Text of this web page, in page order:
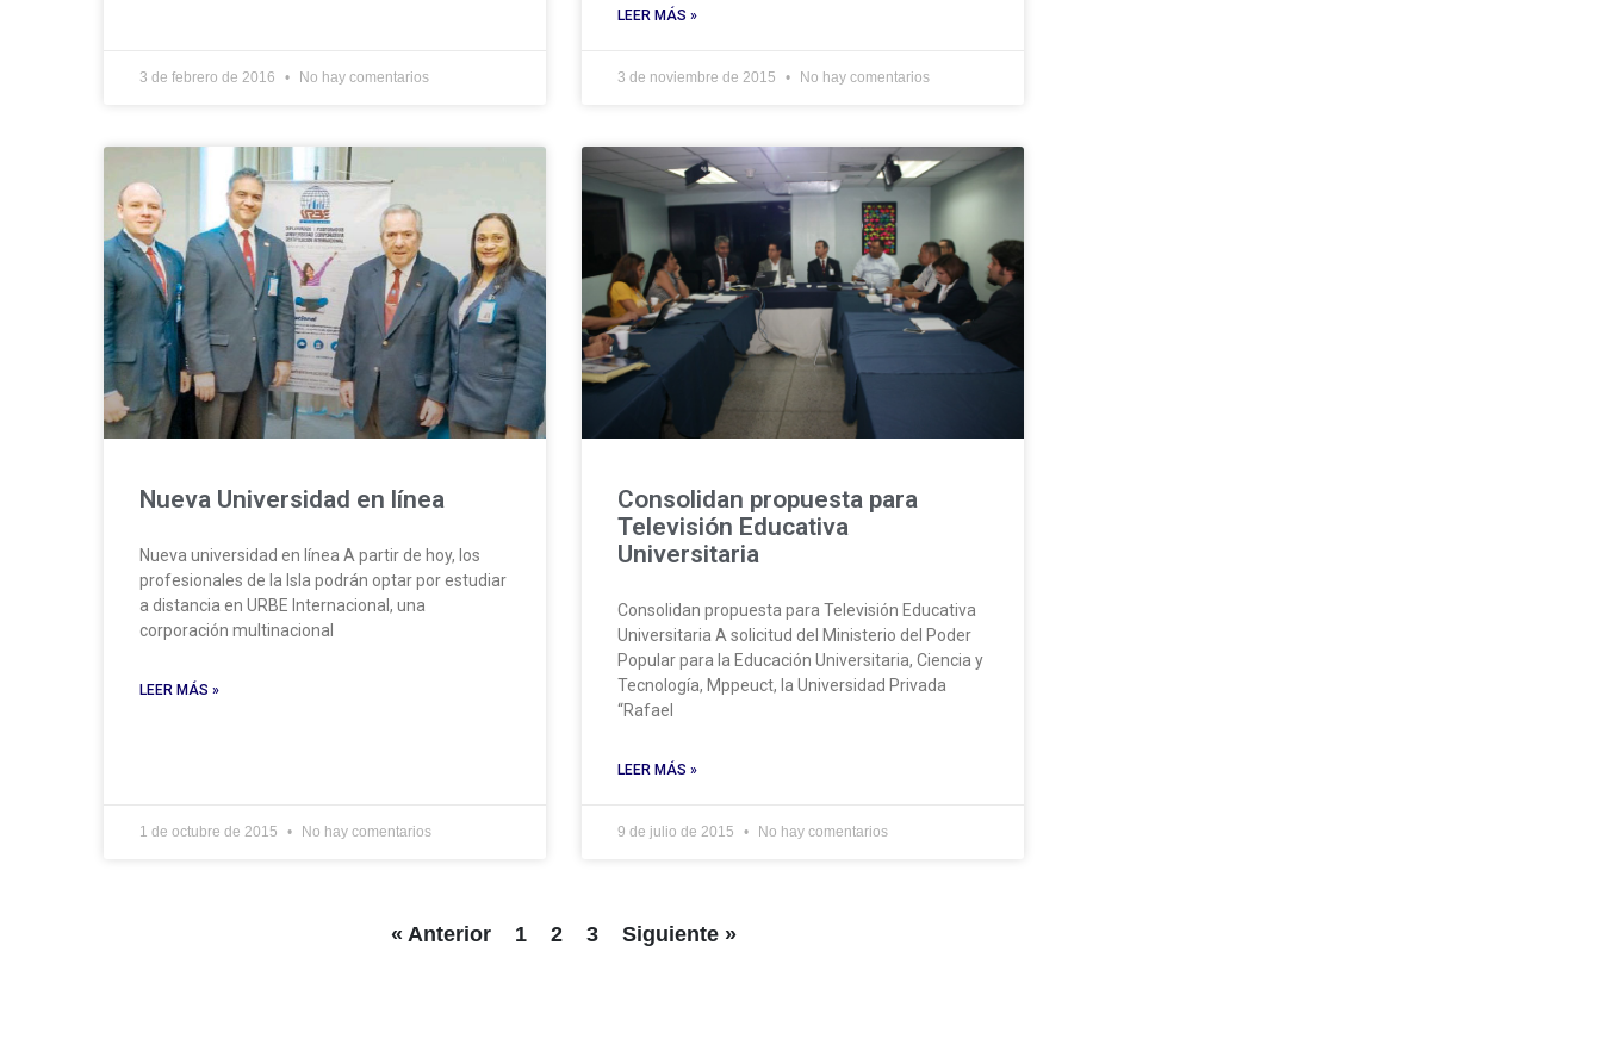
3 de febrero de 2016 No hay comentarios
LEER MÁS »
3 de noviembre de 2015 No hay comentarios
Nueva Universidad en línea
Nueva universidad en línea A partir de hoy, los
profesionales de la Isla podrán optar por estudiar
a distancia en URBE Internacional, una
corporación multinacional
LEER MÁS »
1 de octubre de 2015 No hay comentarios
Consolidan propuesta para
Televisión Educativa
Universitaria
Consolidan propuesta para Televisión Educativa
Universitaria A solicitud del Ministerio del Poder
Popular para la Educación Universitaria, Ciencia y
Tecnología, Mppeuct, la Universidad Privada
“Rafael
LEER MÁS »
9 de julio de 2015 No hay comentarios
« Anterior 1 2 3 Siguiente »